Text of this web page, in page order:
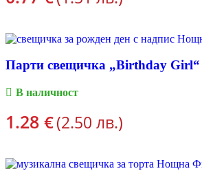
Парти свещичка „Birthday Girl“
В наличност
1.28 €(2.50 лв.)